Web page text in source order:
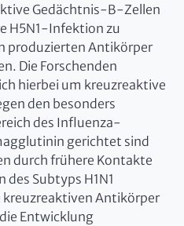
Gedächtnis-B-Zellen
H5N1-Infektion zu
produzierten Antikörper
Die Forschenden
hierbei um kreuzreaktive
den besonders
des Influenza-
gerichtet sind
durch frühere Kontakte
Subtyps H1N1
kreuzreaktiven Antikörper
Entwicklung